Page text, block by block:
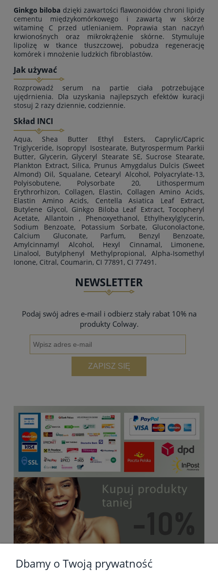
Ginkgo biloba dzięki zawartości flawonoidów chroni lipidy
cementu międzykomórkowego i zawartą w skórze
witaminę C przed utlenianiem. Poprawia stan naczyń
krwionośnych oraz mikrokrążenie skórne. Stymuluje
lipolizę w tkance tłuszczowej, pobudza regenerację
komórek i mnożenie ludzkich fibroblastów.
Jak używać
Rozprowadź serum na partie ciała potrzebujące
ujędrnienia. Dla uzyskania najlepszych efektów kuracji
stosuj 2 razy dziennie, codziennie.
Skład INCI
Aqua, Shea Butter Ethyl Esters, Caprylic/Capric
Triglyceride, Isopropyl Isostearate, Butyrospermum Parkii
Butter, Glycerin, Glyceryl Stearate SE, Sucrose Stearate,
Plankton Extract, Silica, Prunus Amygdalus Dulcis (Sweet
Almond) Oil, Squalane, Cetearyl Alcohol, Polyacrylate-13,
Polyisobutene, Polysorbate 20, Lithospermum
Erythrorhizon, Collagen, Elastin, Collagen Amino Acids,
Elastin Amino Acids, Centella Asiatica Leaf Extract,
Butylene Glycol, Ginkgo Biloba Leaf Extract, Tocopheryl
Acetate, Allantoin , Phenoxyethanol, Ethylhexylglycerin,
Sodium Benzoate, Potassium Sorbate, Gluconolactone,
Calcium Gluconate, Parfum, Benzyl Benzoate,
Amylcinnamyl Alcohol, Hexyl Cinnamal, Limonene,
Linalool, Butylphenyl Methylpropional, Alpha-Isomethyl
Ionone, Citral, Coumarin, CI 77891, CI 77491.
NEWSLETTER
Podaj swój adres e-mail i odbierz stały rabat 10% na
produkty Colway.
ZAPISZ SIĘ
Dbamy o Twoją prywatność